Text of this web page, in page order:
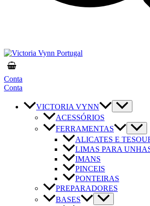
Conta
Conta
VICTORIA VYNN
ACESSÓRIOS
FERRAMENTAS
ALICATES E
LIMAS PARA
IMANS
PINCEIS
PONTEIRAS
PREPARADORES
BASES